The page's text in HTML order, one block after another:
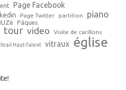
Page Facebook
Page Twitter partition piano
Pâques
tour video Visite de carillons
Haut-Talent vitraux église